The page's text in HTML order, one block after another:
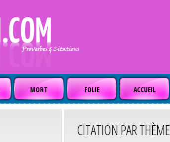
MORT FOLIE ACCUEIL
CITATION PAR THÈME